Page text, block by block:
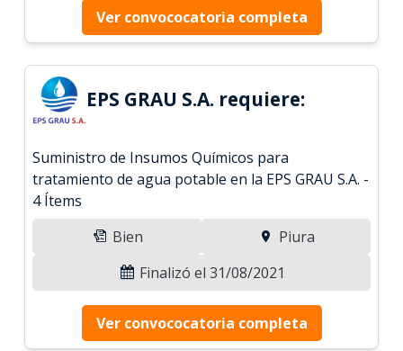
Ver convococatoria completa
EPS GRAU S.A. requiere:
Suministro de Insumos Químicos para
tratamiento de agua potable en la EPS GRAU S.A. -
4 Ítems
Bien
Piura
Finalizó el 31/08/2021
Ver convococatoria completa